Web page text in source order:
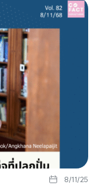
8/11/25